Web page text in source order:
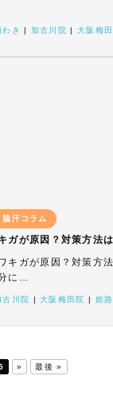
わき 加古川院 大阪梅
脇汗コラム
ガが原因？対策方法
キガが原因？対策方
に…
古川院 |大阪梅田院 姫
» 最後 »